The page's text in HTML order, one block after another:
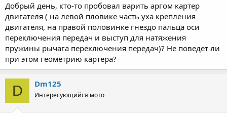
Добрый день, кто-то пробовал варить аргом картер
двигателя ( на левой пловике часть уха крепления
двигателя, на правой половинке гнездо пальца оси
переключения передач и выступ для натяжения
пружины рычага переключения передач)? Не поведет ли
при этом геометрию картера?
D Dm125
Интересующийся мото